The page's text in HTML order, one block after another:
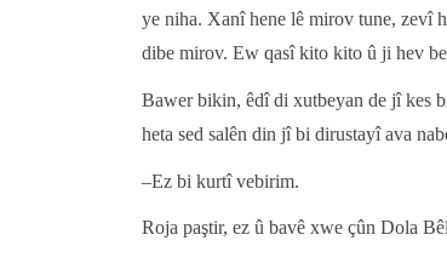
ye niha. Xanî hene lê mirov tune, zevî
dibe mirov. Ew qasî kito kito û ji hev
Bawer bikin, êdî di xutbeyan de jî kes
heta sed salên din jî bi dirustayî ava
–Ez bi kurtî vebirim.
Roja paştir, ez û bavê xwe çûn Dola